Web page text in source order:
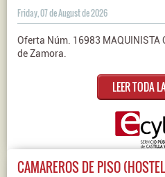
Friday, 07 de August de 2026
Oferta Núm. 16983 MAQUINISTA
de Zamora.
LEER TODA
CAMAREROS DE PISO